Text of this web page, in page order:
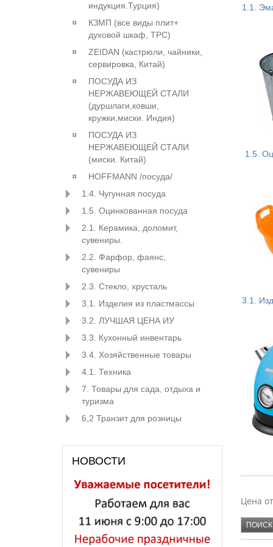
индукция.Турция)
КЗМП (все виды плит+
духовой шкаф, ТРС)
ZEIDAN (кастрюли, чайники,
сервировка, Китай)
ПОСУДА ИЗ
НЕРЖАВЕЮЩЕЙ СТАЛИ
(дуршлаги,ковши,
кружки,миски. Индия)
ПОСУДА ИЗ
НЕРЖАВЕЮЩЕЙ СТАЛИ
(миски. Китай)
HOFFMANN /посуда/
1.4. Чугунная посуда
1.5. Оцинкованная посуда
2.1. Керамика, доломит,
сувениры.
2.2. Фарфор, фаянс,
сувениры
2.3. Стекло, хрусталь
3.1. Изделия из пластмассы
3.2. ЛУЧШАЯ ЦЕНА ИУ
3.3. Кухонный инвентарь
3.4. Хозяйственные товары
4.1. Техника
7. Товары для сада, отдыха и
туризма
6,2 Транзит для розницы
НОВОСТИ
1.1.
1.5.
3.1.
KAMILLE
Цена от